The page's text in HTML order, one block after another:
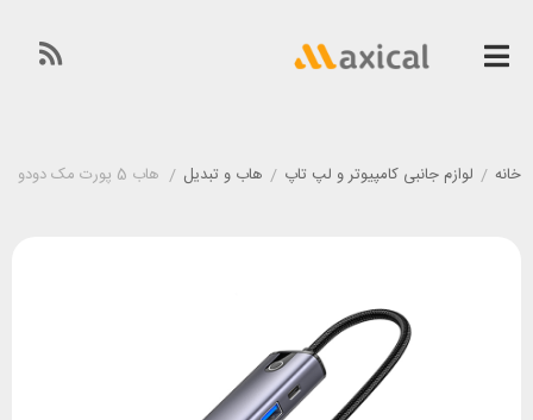
خانه / لوازم جانبی کامپیوتر و لپ تاپ / هاب و تبدیل / هاب 5 پورت مک دودو Mcdodo HU-7750